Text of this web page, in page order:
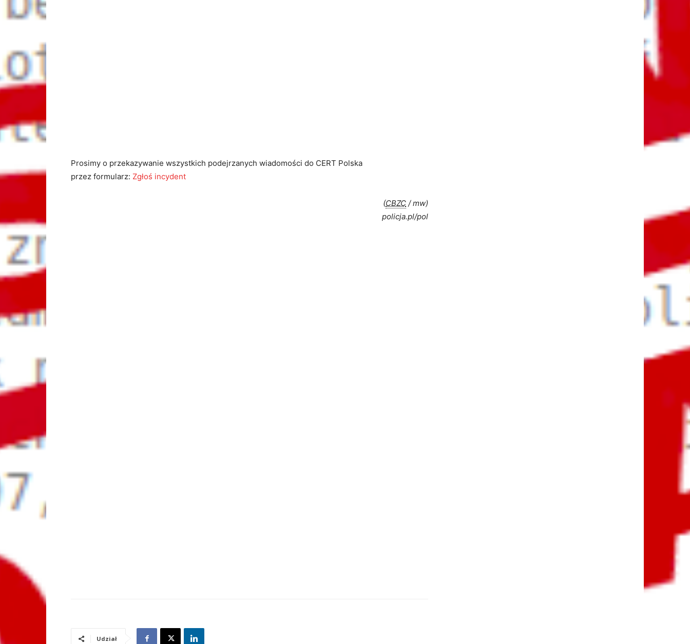
Prosimy o przekazywanie wszystkich podejrzanych wiadomości do CERT Polska
przez formularz: Zgłoś incydent
(CBZC / mw)
policja.pl/pol
Udział